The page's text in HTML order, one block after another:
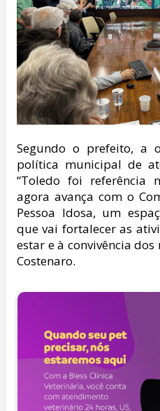
Segundo o prefeito, a
política municipal de
“Toledo foi referência
agora avança com o
Pessoa Idosa, um
que vai fortalecer as
estar e à convivência dos
Costenaro.